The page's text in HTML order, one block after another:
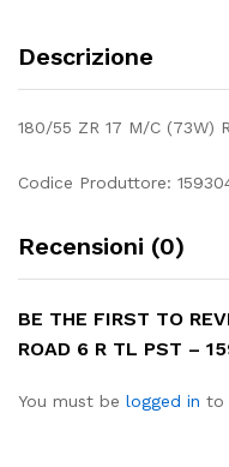
Descrizione
180/55 ZR 17 M/C (73W)
Codice Produttore:
Recensioni (0)
BE THE FIRST TO
ROAD 6 R TL PST –
You must be logged in to